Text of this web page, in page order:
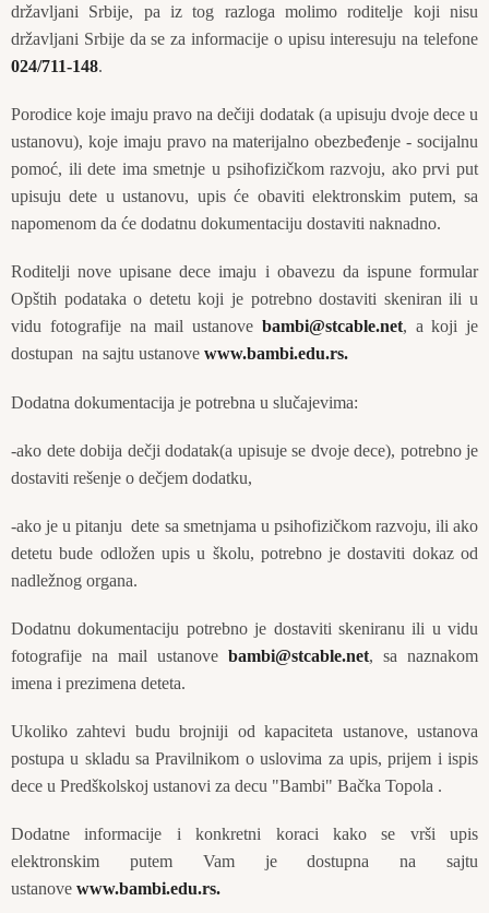
državljani Srbije, pa iz tog razloga molimo roditelje koji nisu
državljani Srbije da se za informacije o upisu interesuju na telefone
024/711-148.
Porodice koje imaju pravo na dečiji dodatak (a upisuju dvoje dece u
ustanovu), koje imaju pravo na materijalno obezbeđenje - socijalnu
pomoć, ili dete ima smetnje u psihofizičkom razvoju, ako prvi put
upisuju dete u ustanovu, upis će obaviti elektronskim putem, sa
napomenom da će dodatnu dokumentaciju dostaviti naknadno.
Roditelji nove upisane dece imaju i obavezu da ispune formular
Opštih podataka o detetu koji je potrebno dostaviti skeniran ili u
vidu fotografije na mail ustanove bambi@stcable.net, a koji je
dostupan na sajtu ustanove www.bambi.edu.rs.
Dodatna dokumentacija je potrebna u slučajevima:
-ako dete dobija dečji dodatak(a upisuje se dvoje dece), potrebno je
dostaviti rešenje o dečjem dodatku,
-ako je u pitanju dete sa smetnjama u psihofizičkom razvoju, ili ako
detetu bude odložen upis u školu, potrebno je dostaviti dokaz od
nadležnog organa.
Dodatnu dokumentaciju potrebno je dostaviti skeniranu ili u vidu
fotografije na mail ustanove bambi@stcable.net, sa naznakom
imena i prezimena deteta.
Ukoliko zahtevi budu brojniji od kapaciteta ustanove, ustanova
postupa u skladu sa Pravilnikom o uslovima za upis, prijem i ispis
dece u Predškolskoj ustanovi za decu "Bambi" Bačka Topola .
Dodatne informacije i konkretni koraci kako se vrši upis
elektronskim putem Vam je dostupna na sajtu
ustanove www.bambi.edu.rs.